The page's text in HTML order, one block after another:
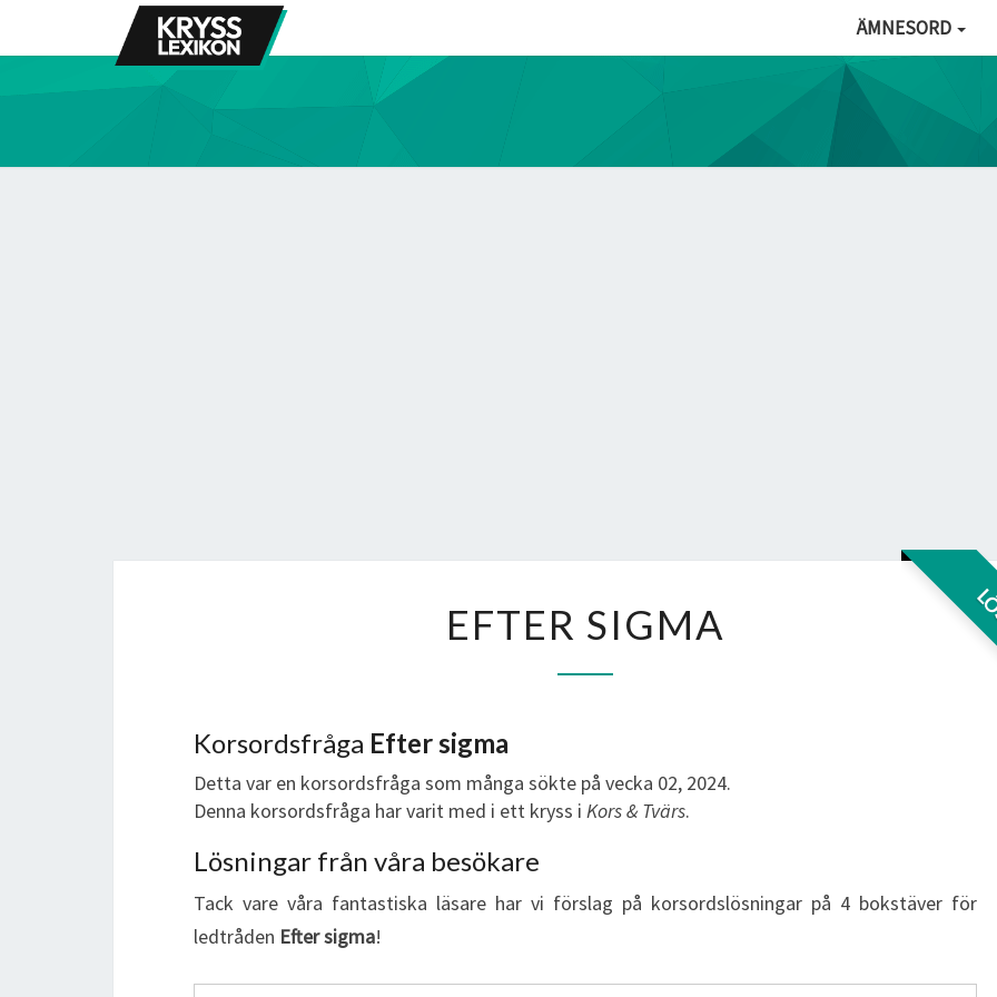
ÄMNESORD
SIGMA
EFTER SIGMA
Korsordsfråga Efter sigma
Detta var en korsordsfråga som många sökte på vecka 02, 2024.
Denna korsordsfråga har varit med i ett kryss i Kors & Tvärs.
Lösningar från våra besökare
Tack vare våra fantastiska läsare har vi förslag på korsordslösningar på 4 bokstäver för
ledtråden Efter sigma!